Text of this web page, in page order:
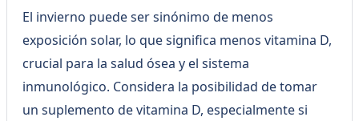
El invierno puede ser sinónimo de menos
exposición solar, lo que significa menos vitamina D,
crucial para la salud ósea y el sistema
inmunológico. Considera la posibilidad de tomar
un suplemento de vitamina D, especialmente si